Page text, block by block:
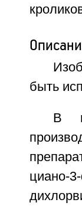
быть
В